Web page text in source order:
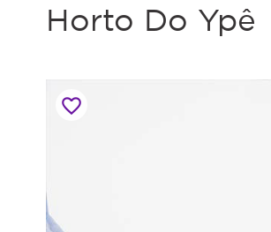
Horto Do Ypê
favorite_border